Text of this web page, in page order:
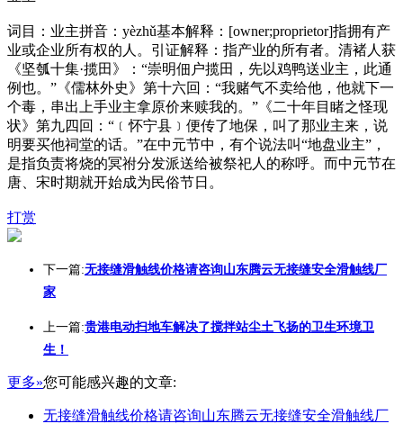
词目：业主拼音：yèzhǔ基本解释：[owner;proprietor]指拥有产
业或企业所有权的人。引证解释：指产业的所有者。清褚人获
《坚瓠十集·揽田》：“崇明佃户揽田，先以鸡鸭送业主，此通
例也。”《儒林外史》第十六回：“我赌气不卖给他，他就下一
个毒，串出上手业主拿原价来赎我的。”《二十年目睹之怪现
状》第九四回：“﹝怀宁县﹞便传了地保，叫了那业主来，说
明要买他祠堂的话。”在中元节中，有个说法叫“地盘业主”，
是指负责将烧的冥祔分发派送给被祭祀人的称呼。而中元节在
唐、宋时期就开始成为民俗节日。
打赏
下一篇:无接缝滑触线价格请咨询山东腾云无接缝安全滑触线厂
家
上一篇:贵港电动扫地车解决了搅拌站尘土飞扬的卫生环境卫
生！
更多»您可能感兴趣的文章:
无接缝滑触线价格请咨询山东腾云无接缝安全滑触线厂